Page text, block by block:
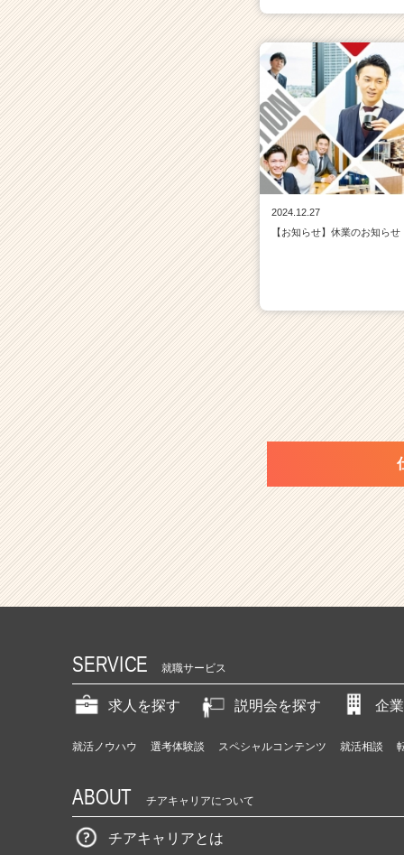
2024.12.27
【お知らせ】休業のお知らせ
SERVICE 就職サービス
求人を探す 説明会を探す 企
就活ノウハウ 選考体験談 スペシャルコンテンツ 就活相談
ABOUT チアキャリアについて
チアキャリアとは